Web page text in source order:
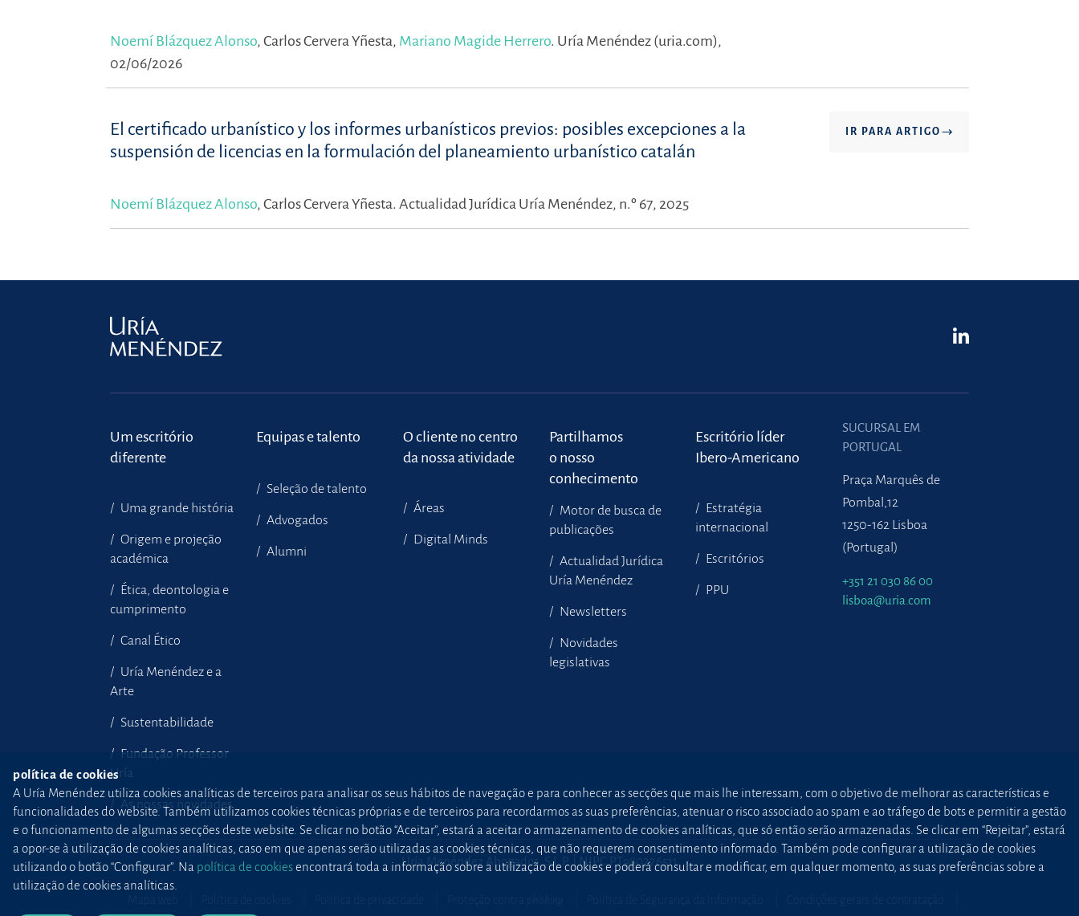
Noemí Blázquez Alonso, Carlos Cervera Yñesta, Mariano Magide Herrero. Uría Menéndez (uria.com),
02/06/2026
El certificado urbanístico y los informes urbanísticos previos: posibles excepciones a la
suspensión de licencias en la formulación del planeamiento urbanístico catalán
IR PARA ARTIGO
Noemí Blázquez Alonso, Carlos Cervera Yñesta. Actualidad Jurídica Uría Menéndez, n.º 67, 2025
Um escritório
diferente
Uma grande história
Origem e projeção
académica
Ética, deontologia e
cumprimento
Canal Ético
Uría Menéndez e a
Arte
Sustentabilidade
Fundação Professor
Uría
As nossas novidades
Equipas e talento
Seleção de talento
Advogados
Alumni
O cliente no centro
da nossa atividade
Áreas
Digital Minds
Partilhamos
o nosso
conhecimento
Motor de busca de
publicações
Actualidad Jurídica
Uría Menéndez
Newsletters
Novidades
legislativas
Escritório líder
Ibero-Americano
Estratégia
internacional
Escritórios
PPU
SUCURSAL EM
PORTUGAL
Praça Marquês de
Pombal,12
1250-162 Lisboa
(Portugal)
+351 21 030 86 00
lisboa@uria.com
Uría Menéndez Abogados, S.L.P. | NIPC PT980226511
política de cookies
A Uría Menéndez utiliza cookies analíticas de terceiros para analisar os seus hábitos de navegação e para conhecer as secções que mais lhe interessam, com o objetivo de melhorar as características e
funcionalidades do website. Também utilizamos cookies técnicas próprias e de terceiros para recordarmos as suas preferências, atenuar o risco associado ao spam e ao tráfego de bots e permitir a gestão
e o funcionamento de algumas secções deste website. Se clicar no botão “Aceitar”, estará a aceitar o armazenamento de cookies analíticas, que só então serão armazenadas. Se clicar em “Rejeitar”, estará
a opor-se à utilização de cookies analíticas, caso em que apenas serão utilizadas as cookies técnicas, que não requerem consentimento informado. Também pode configurar a utilização de cookies
utilizando o botão “Configurar”. Na política de cookiesencontrará toda a informação sobre a utilização de cookies e poderá consultar e modificar, em qualquer momento, as suas preferências sobre a
utilização de cookies analíticas.